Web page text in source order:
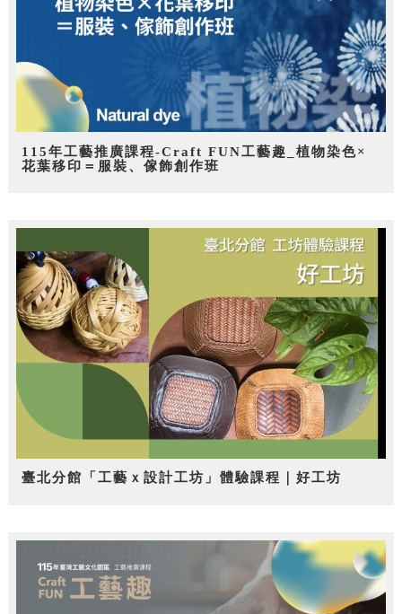
115年工藝推廣課程-Craft FUN工藝趣_植物染色×
花葉移印＝服裝、傢飾創作班
臺北分館「工藝ｘ設計工坊」體驗課程｜好工坊